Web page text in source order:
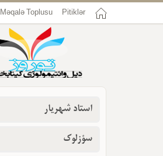
Pitiklər
Məqalə Toplusu
استاد شهریار
سؤزلوک